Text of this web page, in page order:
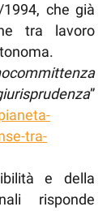
che già
tra lavoro
”
tra-
e della
risponde